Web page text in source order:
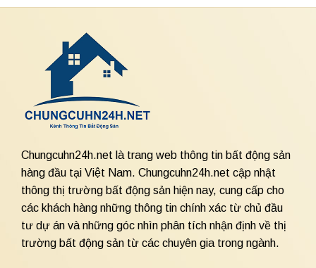
Chungcuhn24h.net là trang web thông tin bất động sản
hàng đầu tại Việt Nam. Chungcuhn24h.net cập nhật
thông thị trường bất động sản hiện nay, cung cấp cho
các khách hàng những thông tin chính xác từ chủ đầu
tư dự án và những góc nhìn phân tích nhận định về thị
trường bất động sản từ các chuyên gia trong ngành.